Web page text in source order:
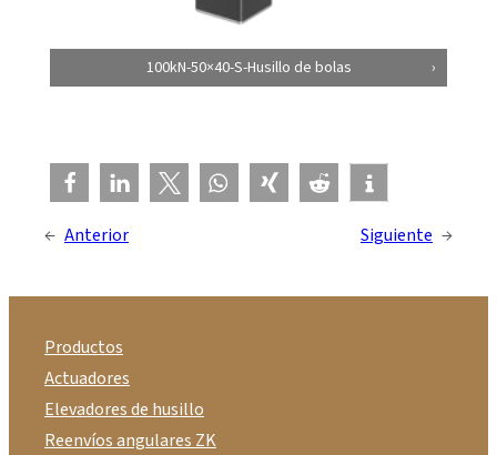
100kN-50×40-S-Husillo de bolas
← Anterior Siguiente →
Productos
Actuadores
Elevadores de husillo
Reenvíos angulares ZK